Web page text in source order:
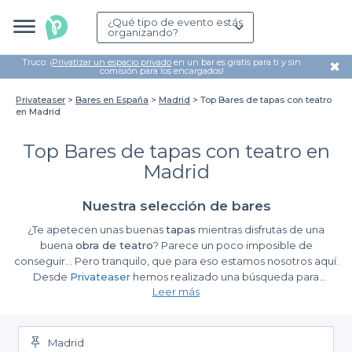
¿Qué tipo de evento estás
organizando?
Truco: ¡Privatizar un espacio privado en un bar es gratis para ti y sin
comisión para los encargados! ✖
Privateaser Bares en España Madrid
Top Bares de tapas con teatro
en Madrid
Top Bares de tapas con teatro en
Madrid
Nuestra selección de bares
¿Te apetecen unas buenastapas mientras disfrutas de una
buena obra de teatro? Parece un poco imposible de
conseguir… Pero tranquilo, que para eso estamos nosotros aquí.
Desde Privateaser hemos realizado una búsqueda para
mejores bares de tapas con teatro en Madrid
especial al de otros lugares. Y es por eso que hemos querido
mezclarlos con
Leer más
Madrid